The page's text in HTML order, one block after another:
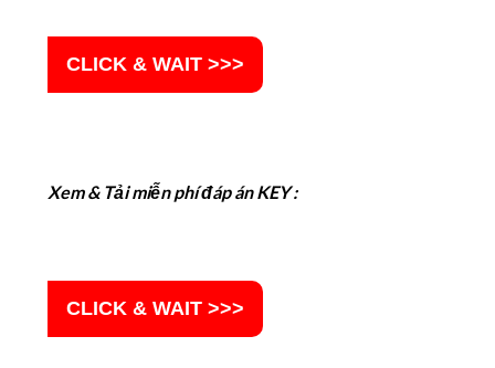
CLICK & WAIT >>>
Xem & Tải miễn phí đáp ánKEY :
CLICK & WAIT >>>